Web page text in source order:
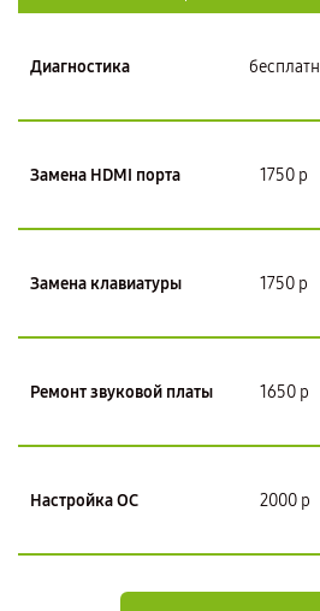
Диагностика
Замена HDMI порта 1750 р
Замена клавиатуры 1750 р
Ремонт звуковой платы 1650 р
Настройка ОС 2000 р